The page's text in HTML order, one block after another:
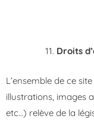
Droits
L’ensemble de ce
illustrations, images
etc…) relève de la